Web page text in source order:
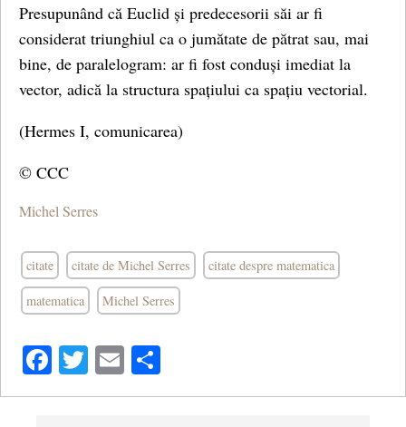
Presupunând că Euclid și predecesorii săi ar fi
considerat triunghiul ca o jumătate de pătrat sau, mai
bine, de paralelogram: ar fi fost conduși imediat la
vector, adică la structura spațiului ca spațiu vectorial.
(Hermes I, comunicarea)
© CCC
Michel Serres
citate citate de Michel Serres citate despre matematica
matematica Michel Serres
Facebook
Twitter
Email